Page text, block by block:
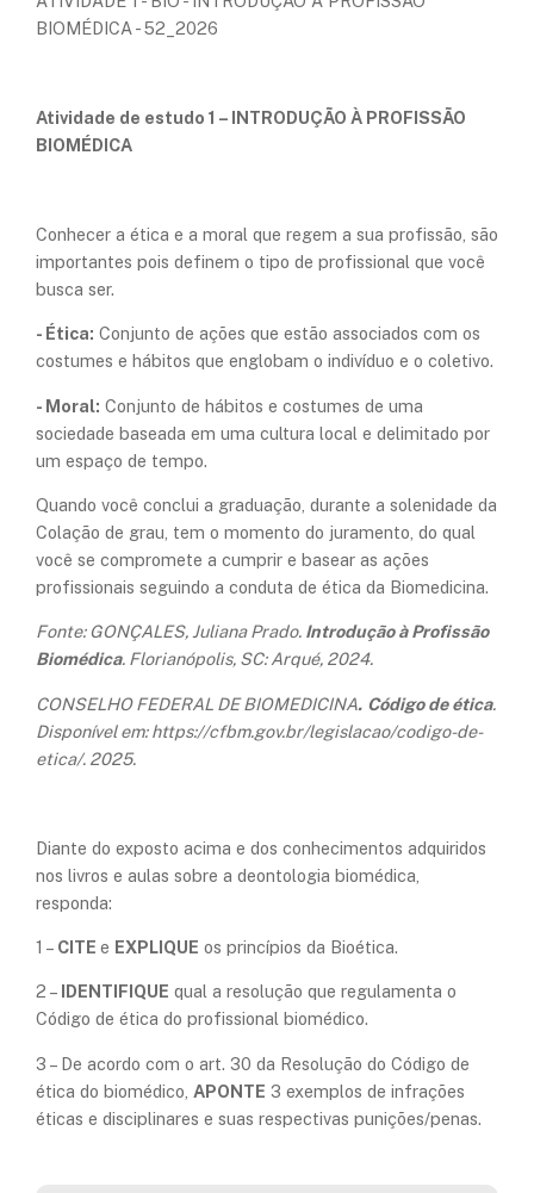
BIOMÉDICA - 52_2026
Atividade de estudo 1 – INTRODUÇÃO À PROFISSÃO
BIOMÉDICA
Conhecer a ética e a moral que regem a sua profissão, são
importantes pois definem o tipo de profissional que você
busca ser.
- Ética: Conjunto de ações que estão associados com os
costumes e hábitos que englobam o indivíduo e o coletivo.
- Moral: Conjunto de hábitos e costumes de uma
sociedade baseada em uma cultura local e delimitado por
um espaço de tempo.
Quando você conclui a graduação, durante a solenidade da
Colação de grau, tem o momento do juramento, do qual
você se compromete a cumprir e basear as ações
profissionais seguindo a conduta de ética da Biomedicina.
Fonte: GONÇALES, Juliana Prado. Introdução à Profissão
Biomédica. Florianópolis, SC: Arqué, 2024.
CONSELHO FEDERAL DE BIOMEDICINA. Código de ética.
Disponível em: https://cfbm.gov.br/legislacao/codigo-de-
etica/. 2025.
Diante do exposto acima e dos conhecimentos adquiridos
nos livros e aulas sobre a deontologia biomédica
responda:
1 – CITE e EXPLIQUE os princípios da Bioética.
2 – IDENTIFIQUE qual a resolução que regulamenta o
Código de ética do profissional biomédico.
3 – De acordo com o art. 30 da Resolução do Código de
ética do biomédico, APONTE 3 exemplos de infrações
éticas e disciplinares e suas respectivas punições/penas.